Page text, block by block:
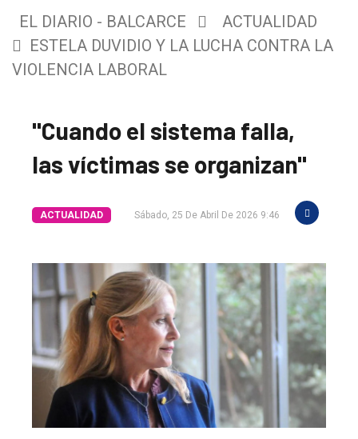
EL DIARIO - BALCARCE
ACTUALIDAD
ESTELA DUVIDIO Y LA LUCHA CONTRA LA
VIOLENCIA LABORAL
"Cuando el sistema falla,
las víctimas se organizan"
ACTUALIDAD Sábado, 25 De Abril De 2026 9:46